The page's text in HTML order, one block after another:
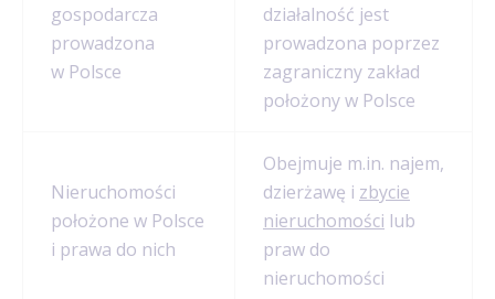
gospodarcza
prowadzona
w Polsce
działalność jest
prowadzona poprzez
zagraniczny zakład
położony w Polsce
Nieruchomości
położone w Polsce
i prawa do nich
Obejmuje m.in. najem,
dzierżawę i zbycie
nieruchomości lub
praw do
nieruchomości